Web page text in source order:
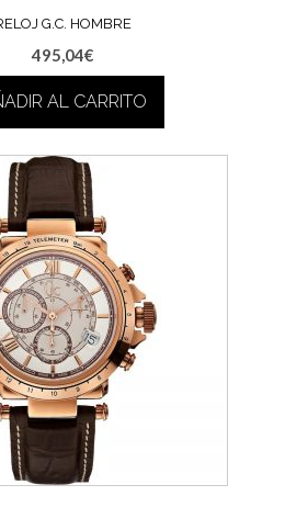
G.C. HOMBRE
495,04€
AL CARRITO